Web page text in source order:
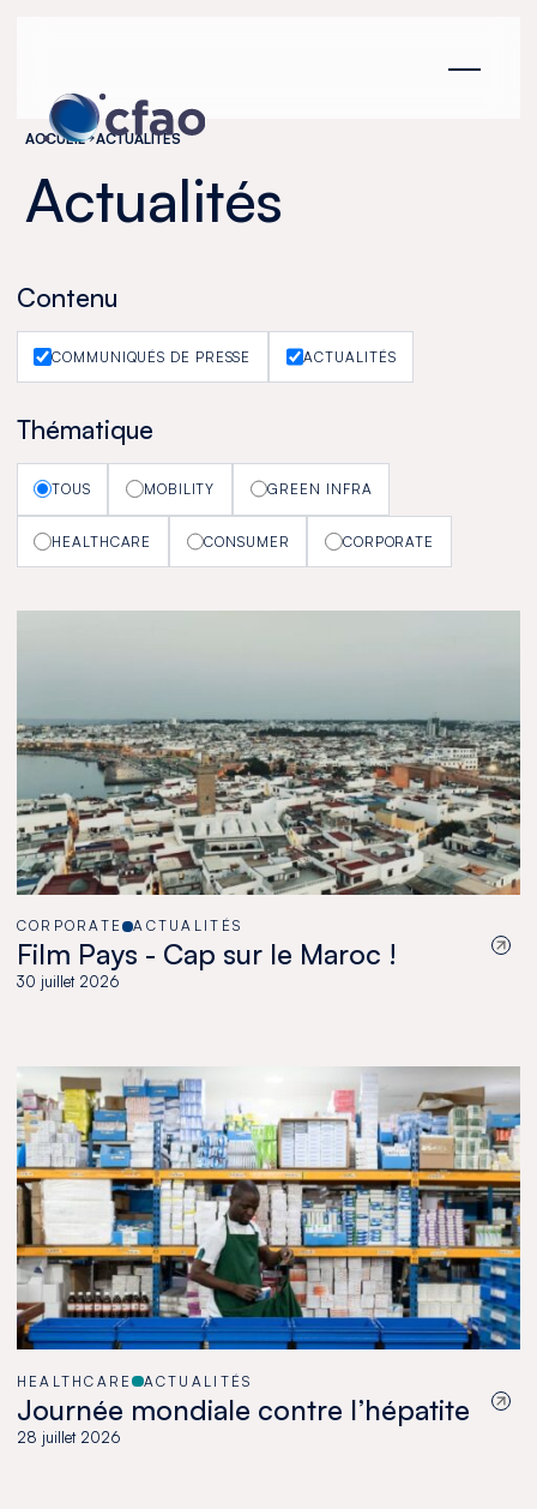
ACCUEIL ACTUALITÉS
Actualités
Contenu
COMMUNIQUÉS DE PRESSE ACTUALITÉS
Thématique
TOUS MOBILITY GREEN INFRA
HEALTHCARE CONSUMER CORPORATE
CORPORATE ACTUALITÉS
Film Pays - Cap sur le Maroc !
30 juillet 2026
HEALTHCARE ACTUALITÉS
Journée mondiale contre l’hépatite
28 juillet 2026